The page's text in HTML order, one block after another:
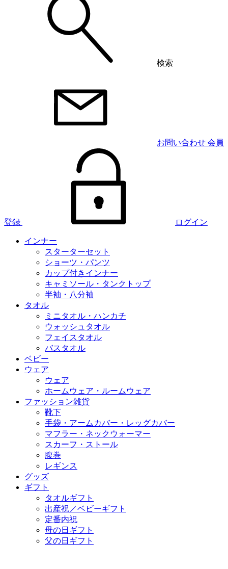
検索
お問い合わせ 会員
登録 ログイン
インナー
スターターセット
ショーツ・パンツ
カップ付きインナー
キャミソール・タンクトップ
半袖・八分袖
タオル
ミニタオル・ハンカチ
ウォッシュタオル
フェイスタオル
バスタオル
ベビー
ウェア
ウェア
ホームウェア・ルームウェア
ファッション雑貨
靴下
手袋・アームカバー・レッグカバー
マフラー・ネックウォーマー
スカーフ・ストール
腹巻
レギンス
グッズ
ギフト
タオルギフト
出産祝／ベビーギフト
定番内祝
母の日ギフト
父の日ギフト